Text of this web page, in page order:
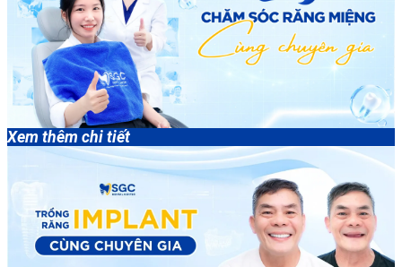
Xem thêm chi tiết